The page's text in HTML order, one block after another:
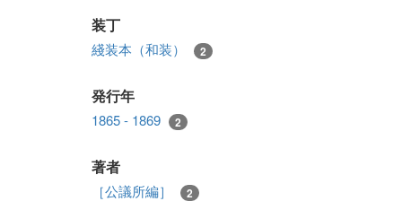
装丁
綫装本（和装） 2
発行年
1865 - 1869 2
著者
［公議所編］ 2